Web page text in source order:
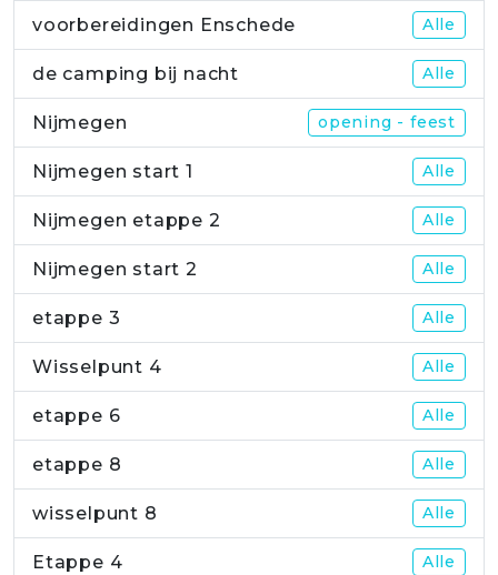
voorbereidingen Enschede Alle
de camping bij nacht Alle
Nijmegen opening - feest
Nijmegen start 1 Alle
Nijmegen etappe 2 Alle
Nijmegen start 2 Alle
etappe 3 Alle
Wisselpunt 4 Alle
etappe 6 Alle
etappe 8 Alle
wisselpunt 8 Alle
Etappe 4 Alle